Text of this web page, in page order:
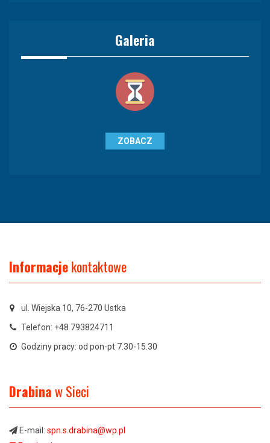
Galeria
ZOBACZ
Informacjekontaktowe
ul. Wiejska 10, 76-270 Ustka
Telefon: +48 793824711
Godziny pracy: od pon-pt 7.30-15.30
Drabinaw Sieci
E-mail: spn.s.drabina@wp.pl